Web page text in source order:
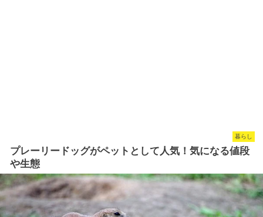
暮らし
プレーリードッグがペットとして人気！気になる値段
や生態